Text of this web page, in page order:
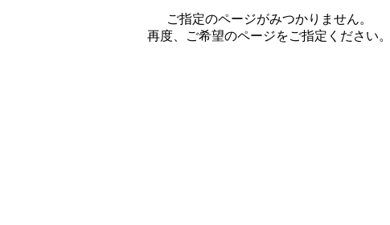
ご指定のページがみつかりません。
再度、ご希望のページをご指定ください。